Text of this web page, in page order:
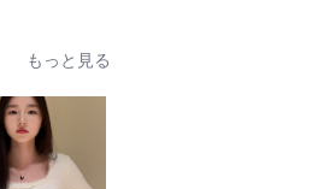
もっと見る